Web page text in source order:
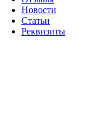
Новости
Статьи
Реквизиты